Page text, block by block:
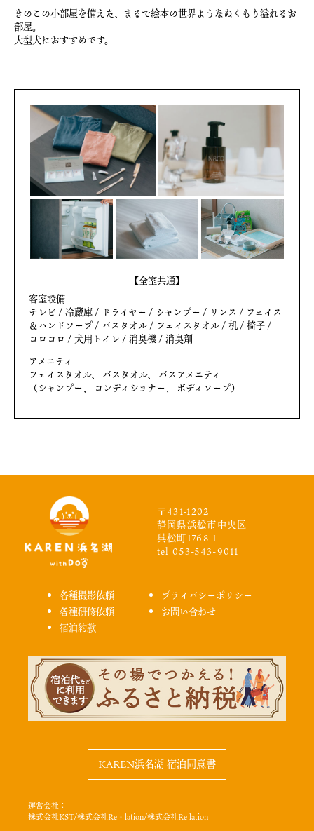
きのこの小部屋を備えた、 まるで絵本の世界ようなぬくもり溢れるお
部屋。
大型犬におすすめです。
【全室共通】
客室設備
テレビ / 冷蔵庫 / ドライヤー / シャンプー / リンス / フェイス
＆ハンドソープ / バスタオル / フェイスタオル / 机 / 椅子 /
コロコロ / 犬用トイレ / 消臭機 / 消臭剤
アメニティ
フェイスタオル、 バスタオル、 バスアメニティ
（シャンプー、 コンディショナー、 ボディソープ）
〒431-1202
静岡県浜松市中央区
呉松町1768-1
tel 053-543-9011
各種撮影依頼
各種研修依頼
宿泊約款
プライバシーポリシー
お問い合わせ
KAREN浜名湖 宿泊同意書
運営会社：
株式会社KST/株式会社Re・lation/株式会社Re lation